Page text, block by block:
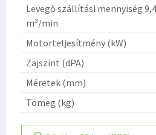
Levegő szállítási mennyiség
m³/min
Motorteljesítmény (kW)
Zajszint (dPA)
Méretek (mm)
Tömeg (kg)